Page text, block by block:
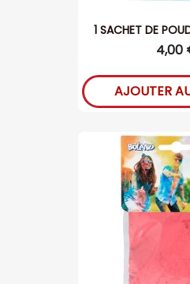
1 SACHET DE
4,00
AJOUTER